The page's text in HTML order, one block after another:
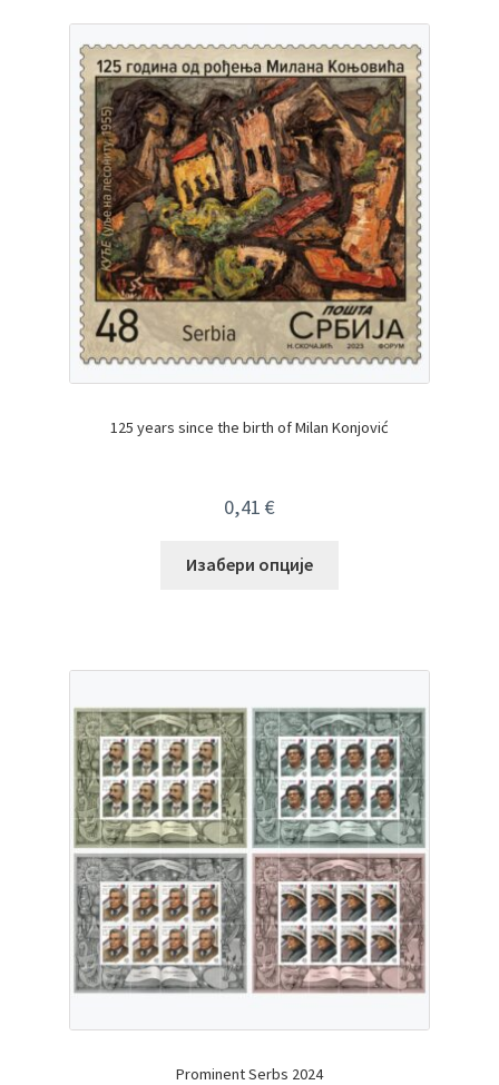
125 years since the birth of Milan Konjović
0,41 €
Изабери опције
Prominent Serbs 2024